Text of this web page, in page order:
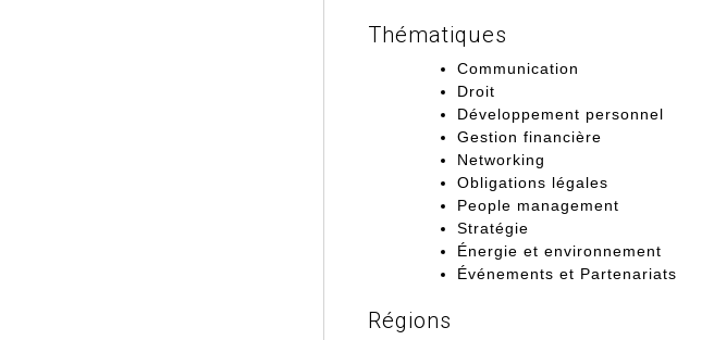
Thématiques
Communication
Droit
Développement personnel
Gestion financière
Networking
Obligations légales
People management
Stratégie
Énergie et environnement
Événements et Partenariats
Régions